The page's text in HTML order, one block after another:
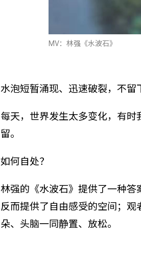
MV：林强《水波石》
水泡短暂涌现、迅速破裂，不留
每天，世界发生太多变化，有
留。
如何自处？
林强的《水波石》提供了一种答
反而提供了自由感受的空间；
朵、头脑一同静置、放松。